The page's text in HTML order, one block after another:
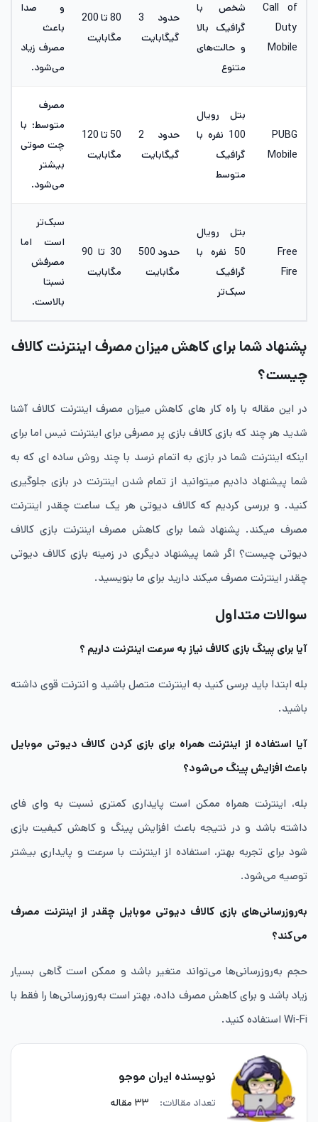
Call of
Duty
Mobile
شخص با
گرافیک بالا
و حالت‌های
متنوع
حدود 3
گیگابایت
80 تا 200
مگابایت
و صدا
باعث
مصرف زیاد
می‌شود.
PUBG
Mobile
بتل رویال
100 نفره با
گرافیک
متوسط
حدود 2
گیگابایت
50 تا 120
مگابایت
مصرف
متوسط؛ با
چت صوتی
بیشتر
می‌شود.
Free
Fire
بتل رویال
50 نفره با
گرافیک
سبک‌تر
حدود 500
مگابایت
30 تا 90
مگابایت
سبک‌تر
است اما
مصرفش
نسبتا
بالاست.
پشنهاد شما برای کاهش میزان مصرف اینترنت کالاف
چیست؟
در این مقاله با راه کار های کاهش میزان مصرف اینترنت کالاف آشنا
شدید هر چند که بازی کالاف بازی پر مصرفی برای اینترنت نیس اما برای
اینکه اینترنت شما در بازی به اتمام نرسد با چند روش ساده ای که به
شما پیشنهاد دادیم میتوانید از تمام شدن اینترنت در بازی جلوگیری
کنید. و بررسی کردیم که کالاف دیوتی هر یک ساعت چقدر اینترنت
مصرف میکند. پشنهاد شما برای کاهش مصرف اینترنت بازی کالاف
دیوتی چیست؟ اگر شما پیشنهاد دیگری در زمینه بازی کالاف دیوتی
چقدر اینترنت مصرف میکند دارید برای ما بنویسید.
سوالات متداول
آیا برای پینگ بازی کالاف نیاز به سرعت اینترنت داریم ؟
بله ابتدا باید برسی کنید به اینترنت متصل باشید و انترنت قوی داشته
باشید.
آیا استفاده از اینترنت همراه برای بازی کردن کالاف دیوتی موبایل
باعث افزایش پینگ می‌شود؟
بله، اینترنت همراه ممکن است پایداری کمتری نسبت به وای فای
داشته باشد و در نتیجه باعث افزایش پینگ و کاهش کیفیت بازی
شود برای تجربه بهتر، استفاده از اینترنت با سرعت و پایداری بیشتر
توصیه می‌شود.
به‌روزرسانی‌های بازی کالاف دیوتی موبایل چقدر از اینترنت مصرف
می‌کند؟
حجم به‌روزرسانی‌ها می‌تواند متغیر باشد و ممکن است گاهی بسیار
زیاد باشد و برای کاهش مصرف داده، بهتر است به‌روزرسانی‌ها را فقط با
Wi-Fi استفاده کنید.
نویسنده ایران موجو
تعداد مقالات: ۳۳ مقاله